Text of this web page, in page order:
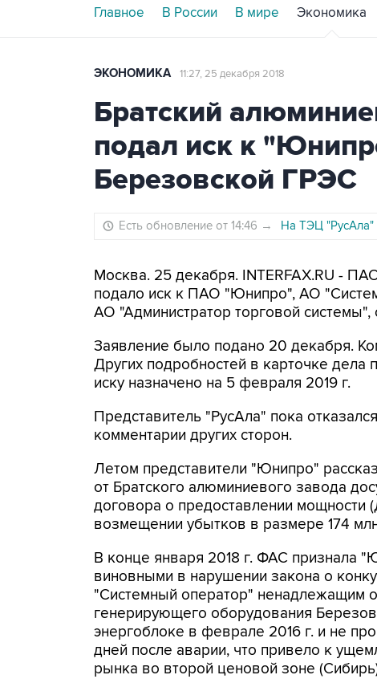
Главное В России В мире Экономика
ЭКОНОМИКА 11:27, 25 декабря 2018
Братский
подал иск к
Березовской ГРЭС
Есть обновление от 14:46 → На ТЭЦ "РусАла"
Москва. 25 декабря. INTERFAX.RU -
подало иск к ПАО "Юнипро", АО
АО "Администратор торговой
Заявление было подано 20 декабря.
Других подробностей в карточке дела
иску назначено на 5 февраля 2019 г.
Представитель "РусАла" пока
комментарии других сторон.
Летом представители "Юнипро"
от Братского алюминиевого завода
договора о предоставлении
возмещении убытков в размере 174
В конце января 2018 г. ФАС признала
виновными в нарушении закона о
"Системный оператор" ненадлежащим
генерирующего оборудования
энергоблоке в феврале 2016 г. и не
дней после аварии, что привело к
рынка во второй ценовой зоне